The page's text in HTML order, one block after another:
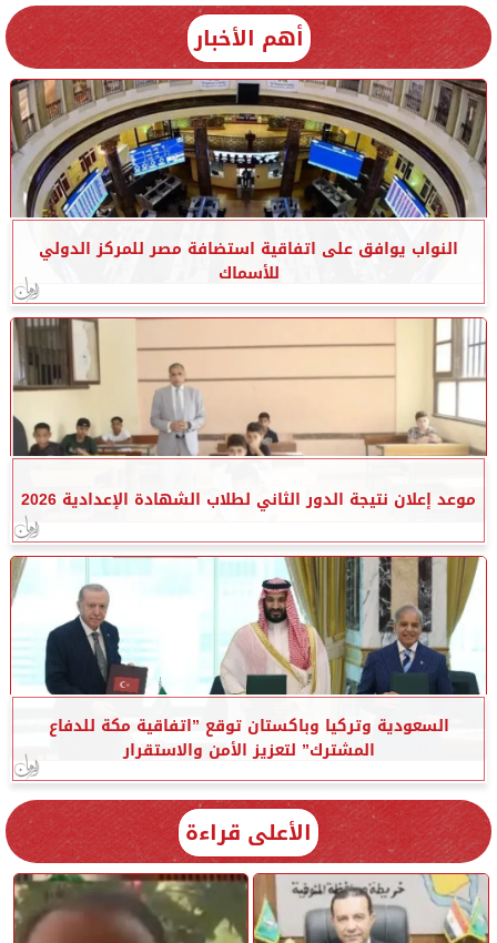
أهم الأخبار
النواب يوافق على اتفاقية استضافة مصر للمركز الدولي
للأسماك
موعد إعلان نتيجة الدور الثاني لطلاب الشهادة الإعدادية 2026
السعودية وتركيا وباكستان توقع ”اتفاقية مكة للدفاع
المشترك” لتعزيز الأمن والاستقرار
الأعلى قراءة